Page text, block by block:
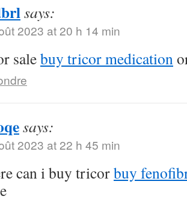
says:
2023 at 20 h 14 min
salebuy tricor medication
says:
2023 at 22 h 45 min
can i buy tricorbuy